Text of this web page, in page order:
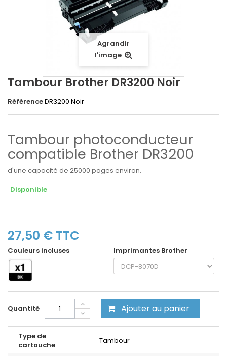
Agrandir
l'image
Tambour Brother DR3200 Noir
RéférenceDR3200 Noir
Tambour photoconducteur
compatible Brother DR3200
d'une capacité de 25000 pages environ.
Disponible
27,50 € TTC
Couleurs incluses Imprimantes Brother
Quantité Ajouter au panier
Type de
cartouche
Tambour